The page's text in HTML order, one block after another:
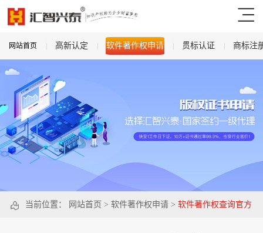
网站首页 高新认定 软件著作权申请 贯标认证 商标注
当前位置： 网站首页 > 软件著作权申请 > 软件著作权查询官方